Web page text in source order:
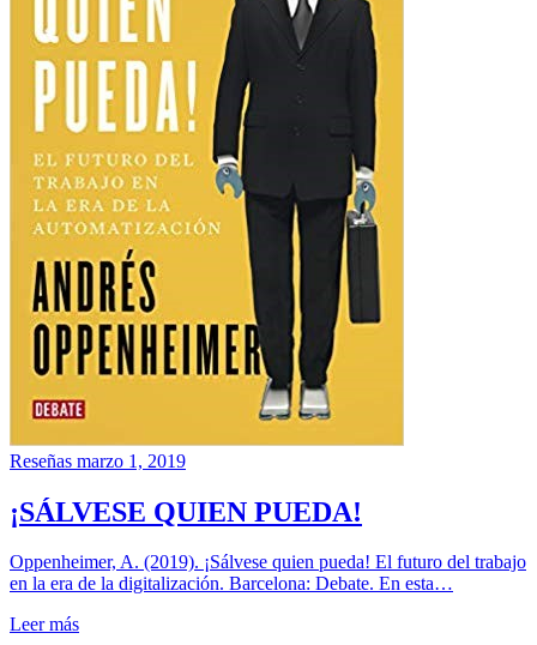
Reseñas marzo 1, 2019
¡SÁLVESE QUIEN PUEDA!
Oppenheimer, A. (2019). ¡Sálvese quien pueda! El futuro del trabajo
en la era de la digitalización. Barcelona: Debate. En esta…
Leer más